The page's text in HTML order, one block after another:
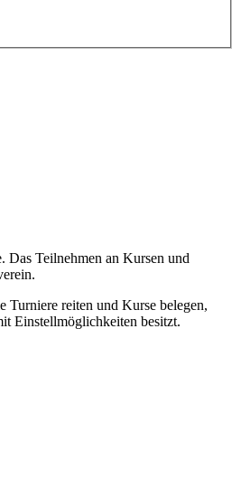
Das Teilnehmen an Kursen und
Turniere reiten und Kurse belegen,
Einstellmöglichkeiten besitzt.